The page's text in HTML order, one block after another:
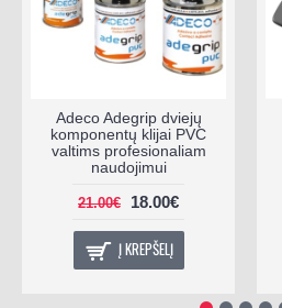
Adeco Adegrip dviejų
komponentų klijai PVC
valtims profesionaliam
naudojimui
21.00€ 18.00€
Į KREPŠELĮ